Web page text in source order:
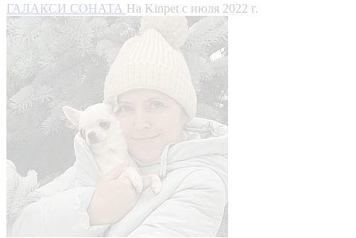
ГАЛАКСИ СОНАТА На Kinpet c июля 2022 г.